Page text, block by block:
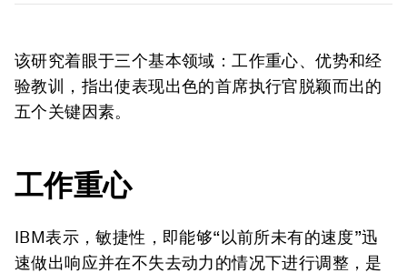
该研究着眼于三个基本领域：工作重心、优势和经
验教训，指出使表现出色的首席执行官脱颖而出的
五个关键因素。
工作重心
IBM表示，敏捷性，即能够“以前所未有的速度”迅
速做出响应并在不失去动力的情况下进行调整，是